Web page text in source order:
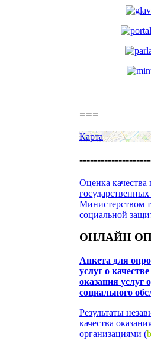
===
Карта
Оценка качества
государственных
Министерством
социальной
ОНЛАЙН
Анкета для
услуг о
оказания услуг
социального
Результаты
качества
организациями (